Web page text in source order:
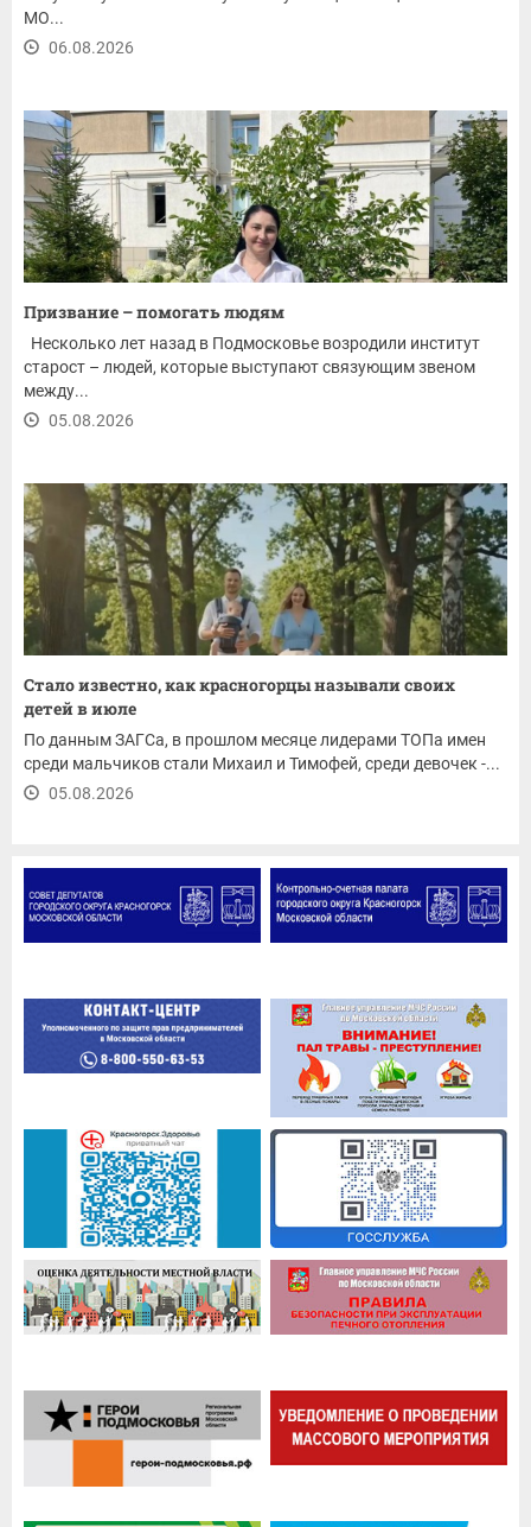
МО...
06.08.2026
Призвание – помогать людям
Несколько лет назад в Подмосковье возродили институт
старост – людей, которые выступают связующим звеном
между...
05.08.2026
Стало известно, как красногорцы называли своих
детей в июле
По данным ЗАГСа, в прошлом месяце лидерами ТОПа имен
среди мальчиков стали Михаил и Тимофей, среди девочек -...
05.08.2026